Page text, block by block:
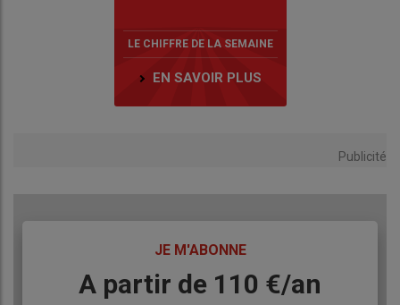
LE CHIFFRE DE LA SEMAINE
EN SAVOIR PLUS
Publicité
JE M'ABONNE
BodyA partir de 110 €/an